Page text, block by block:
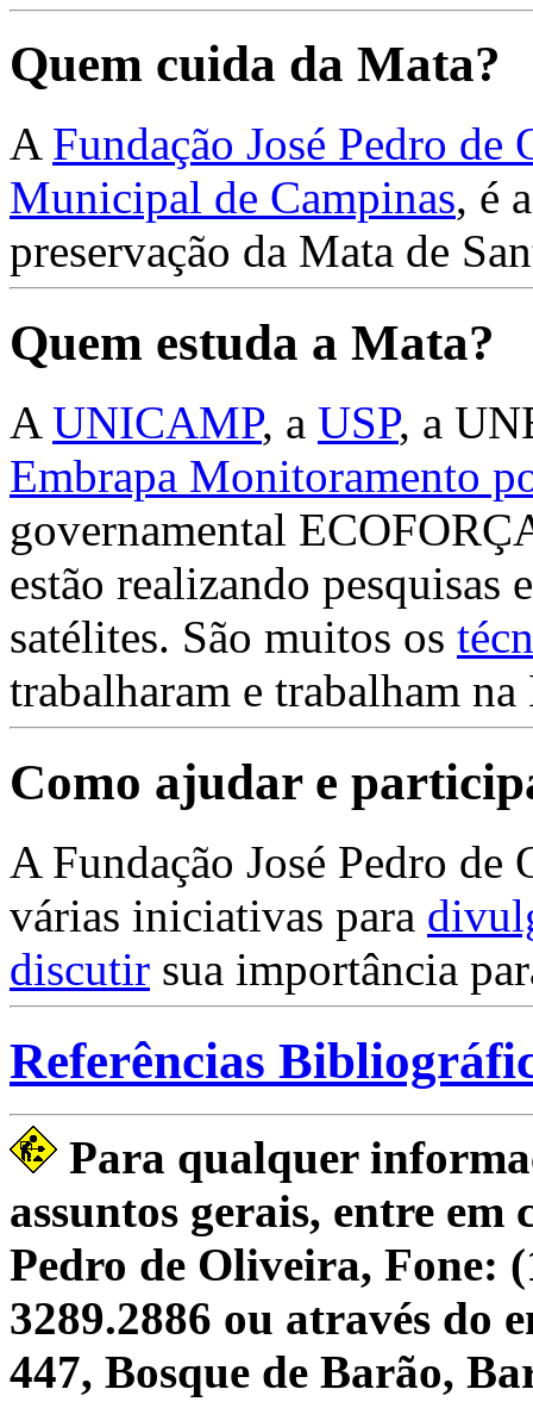
Quem cuida da Mata?
A Fundação José Pedro de
Municipal de Campinas, é
preservação da Mata de
Quem estuda a Mata?
A UNICAMP, a USP, a
Embrapa Monitoramento
governamental
estão realizando pesquisas
satélites. São muitos os
trabalharam e trabalham
Como ajudar e
A Fundação José Pedro
várias iniciativas para
discutir sua importância
Referências
Para qualquer
assuntos gerais, entre em
Pedro de Oliveira, Fone:
3289.2886 ou através do
447, Bosque de Barão,